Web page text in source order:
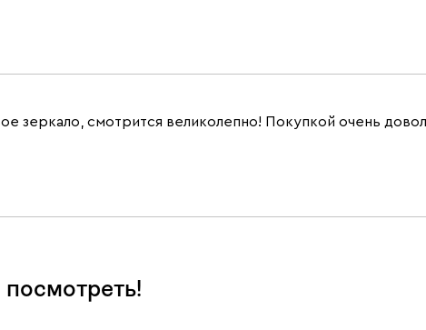
зеркало, смотрится великолепно! Покупкой очень